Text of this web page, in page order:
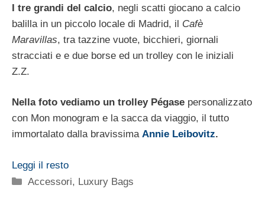
I tre grandi del calcio, negli scatti giocano a calcio
balilla in un piccolo locale di Madrid, il Cafè
Maravillas, tra tazzine vuote, bicchieri, giornali
stracciati e e due borse ed un trolley con le iniziali
Z.Z.
Nella foto vediamo un trolley Pégase personalizzato
con Mon monogram e la sacca da viaggio, il tutto
immortalato dalla bravissima Annie Leibovitz.
Leggi il resto
Categorie
Accessori, Luxury Bags